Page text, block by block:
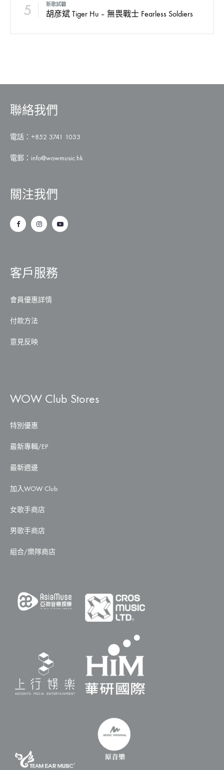
5 新歌試聽
胡彦斌 Tiger Hu – 無畏戰士 Fearless Soldiers
聯絡我們
電話：+852 3741 1033
電郵： info@wowmusic.hk
關注我們
客戶服務
會員優惠詳情
付款方法
意見反映
WOW Club Stores
特別優惠
最新專輯/EP
最新週邊
加入WOW Club
女歌手商店
男歌手商店
組合/樂隊商店